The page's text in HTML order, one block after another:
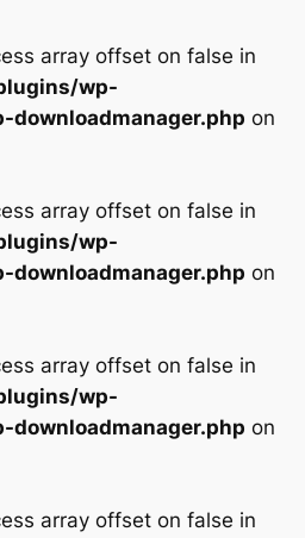
array offset on false in
wp-
downloadmanager.php on
array offset on false in
wp-
downloadmanager.php on
array offset on false in
wp-
downloadmanager.php on
array offset on false in